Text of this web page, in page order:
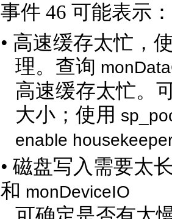
事件 46 可能表示：
• 高速缓存太忙，
理。查询
高速缓存太忙。
大小；使用
enable
• 磁盘写入需要太
和 monDeviceIO